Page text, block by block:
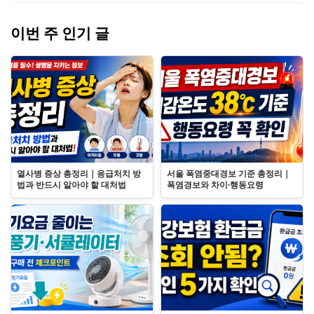
이번 주 인기 글
열사병 증상 총정리｜응급처치 방
법과 반드시 알아야 할 대처법
서울 폭염중대경보 기준 총정리｜
폭염경보와 차이·행동요령